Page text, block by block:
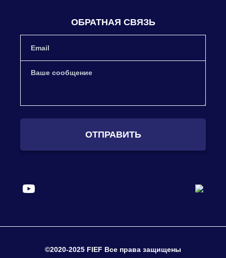
ОБРАТНАЯ СВЯЗЬ
ОТПРАВИТЬ
©2020-2025 FIEF Все права защищены